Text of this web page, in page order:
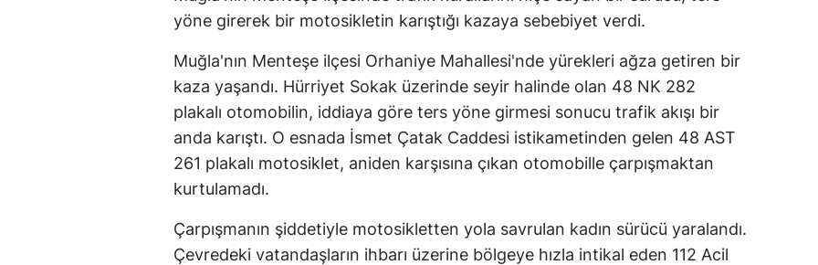
yöne girerek bir motosikletin karıştığı kazaya sebebiyet verdi.
Muğla'nın Menteşe ilçesi Orhaniye Mahallesi'nde yürekleri ağza getiren bir
kaza yaşandı. Hürriyet Sokak üzerinde seyir halinde olan 48 NK 282
plakalı otomobilin, iddiaya göre ters yöne girmesi sonucu trafik akışı bir
anda karıştı. O esnada İsmet Çatak Caddesi istikametinden gelen 48 AST
261 plakalı motosiklet, aniden karşısına çıkan otomobille çarpışmaktan
kurtulamadı.
Çarpışmanın şiddetiyle motosikletten yola savrulan kadın sürücü yaralandı.
Çevredeki vatandaşların ihbarı üzerine bölgeye hızla intikal eden 112 Acil